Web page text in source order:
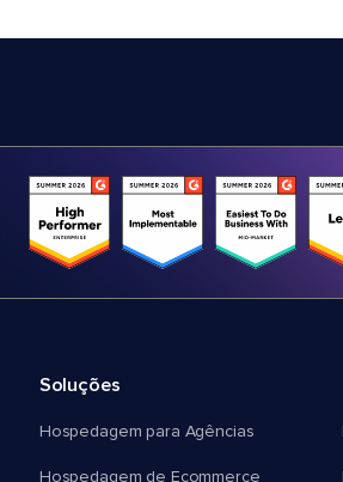
Soluções
Hospedagem para Agências
Hospedagem de Ecommerce